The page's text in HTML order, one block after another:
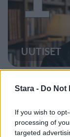
Stara - Do Not
If you wish to
processing of
targeted
UUTISET
Kela
ikärajasta